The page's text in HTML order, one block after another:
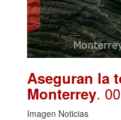
Aseguran la
Monterrey.
Imagen Noticias